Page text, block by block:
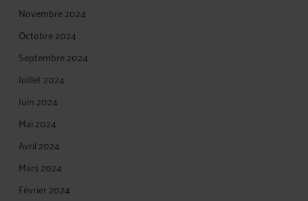
Novembre 2024
Octobre 2024
Septembre 2024
Juillet 2024
Juin 2024
Mai 2024
Avril 2024
Mars 2024
Février 2024